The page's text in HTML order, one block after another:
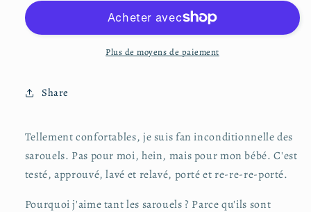
ans
4
ans
Plus de moyens de paiement
Share
Tellement confortables, je suis fan inconditionnelle des
sarouels. Pas pour moi, hein, mais pour mon bébé. C'est
testé, approuvé, lavé et relavé, porté et re-re-re-porté.
Pourquoi j'aime tant les sarouels ? Parce qu'ils sont